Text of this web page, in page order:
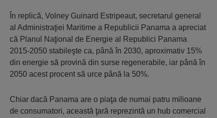
În replică, Volney Guinard Estripeaut, secretarul general
al Administraţiei Maritime a Republicii Panama a apreciat
că Planul Naţional de Energie al Republici Panama
2015-2050 stabileşte ca, până în 2030, aproximativ 15%
din energie să provină din surse regenerabile, iar până în
2050 acest procent să urce până la 50%.
Chiar dacă Panama are o piaţa de numai patru milioane
de consumatori, această ţară reprezintă un hub comercial